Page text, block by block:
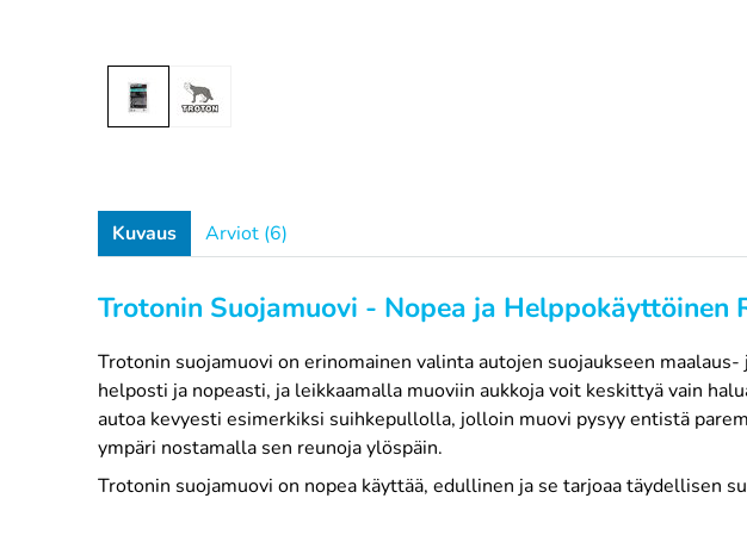
Kuvaus Arviot (6)
Trotonin Suojamuovi - Nopea ja Helppokäyttöinen
Trotonin suojamuovi on erinomainen valinta autojen suojaukseen
helposti ja nopeasti, ja leikkaamalla muoviin aukkoja voit keskittyä vain
autoa kevyesti esimerkiksi suihkepullolla, jolloin muovi pysyy entistä
ympäri nostamalla sen reunoja ylöspäin.
Trotonin suojamuovi on nopea käyttää, edullinen ja se tarjoaa täydellisen